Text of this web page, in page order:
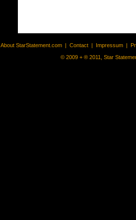
About StarStatement.com | Contact | Impressum |
© 2009 + ® 2011, Star